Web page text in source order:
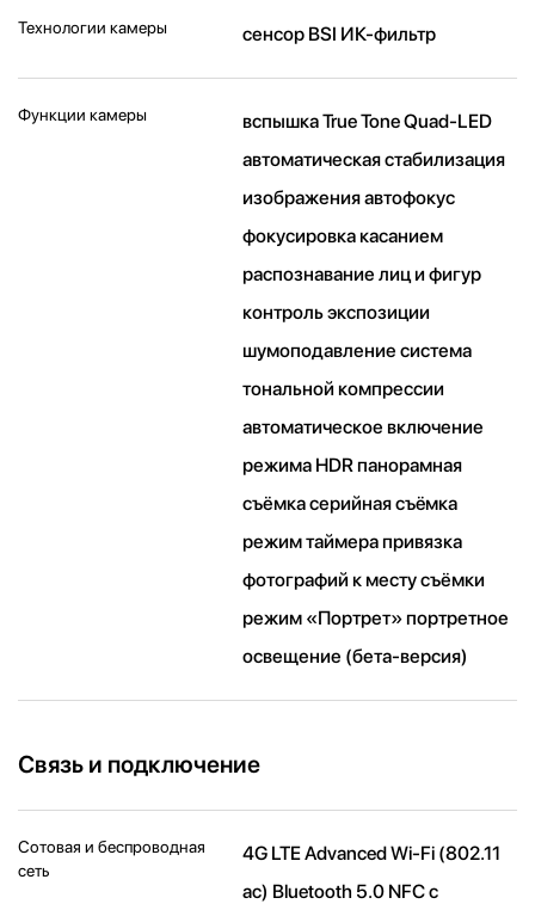
Технологии камеры cенсор BSI ИК-фильтр
Функции камеры
вспышка True Tone Quad-LED
автоматическая стабилизация
изображения автофокус
фокусировка касанием
распознавание лиц и фигур
контроль экспозиции
шумоподавление система
тональной компрессии
автоматическое включение
режима HDR панорамная
съёмка серийная съëмка
режим таймера привязка
фотографий к месту съёмки
режим «Портрет» портретное
освещение (бета‑версия)
Связь и подключение
Сотовая и беспроводная
сеть
4G LTE Advanced Wi-Fi (802.11​
ac) Bluetooth 5.0 NFC с